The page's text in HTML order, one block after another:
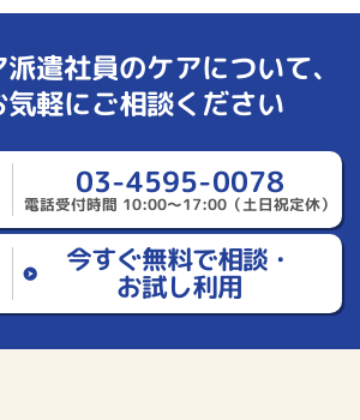
遣社員のケアについて、
気軽にご相談ください
03-4595-0078
電話受付時間 10:00～17:00（土日祝定休）
今すぐ無料で相談・
お試し利用